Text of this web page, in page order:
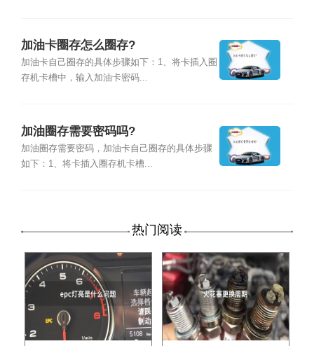
加油卡圈存怎么圈存?
加油卡自己圈存的具体步骤如下：1、将卡插入圈
存机卡槽中，输入加油卡密码...
加油圈存需要密码吗?
加油圈存需要密码，加油卡自己圈存的具体步骤
如下：1、将卡插入圈存机卡槽...
热门阅读